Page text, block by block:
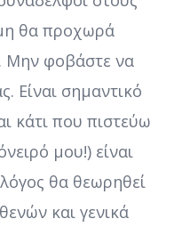
θα προχωρά
Μην φοβάστε να
Είναι σημαντικό
κάτι που πιστεύω
μου!) είναι
θα θεωρηθεί
και γενικά